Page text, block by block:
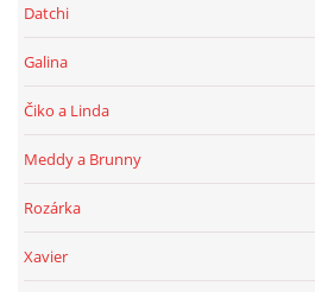
Datchi
Galina
Čiko a Linda
Meddy a Brunny
Rozárka
Xavier